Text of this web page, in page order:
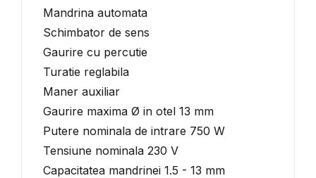
Mandrina automata
Schimbator de sens
Gaurire cu percutie
Turatie reglabila
Maner auxiliar
Gaurire maxima Ø in otel 13 mm
Putere nominala de intrare 750 W
Tensiune nominala 230 V
Capacitatea mandrinei 1.5 - 13 mm